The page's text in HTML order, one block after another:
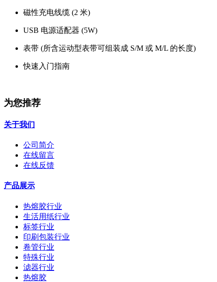
磁性充电线缆 (2 米)
USB 电源适配器 (5W)
表带 (所含运动型表带可组装成 S/M 或 M/L 的长度)
快速入门指南
为您推荐
关于我们
公司简介
在线留言
在线反馈
产品展示
热熔胶行业
生活用纸行业
标签行业
印刷包装行业
卷管行业
特殊行业
滤器行业
热熔胶